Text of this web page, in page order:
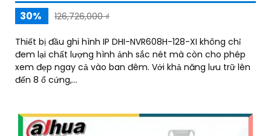
30%
126,726,000 ₫
Thiết bị đầu ghi hình IP DHI-NVR608H-128-XI không chỉ
đem lại chất lượng hình ảnh sắc nét mà còn cho phép
xem đẹp ngay cả vào ban đêm. Với khả năng lưu trữ lên
đến 8 ổ cứng,...